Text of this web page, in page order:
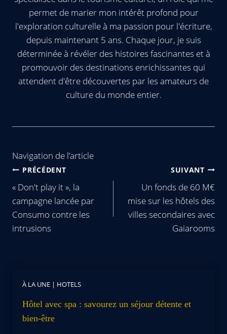
permet de marier mon intérêt profond pour
l'exploration culturelle à ma passion pour l'écriture,
depuis maintenant 5 ans. Chaque jour, je suis
déterminée à révéler des histoires fascinantes et à
promouvoir des destinations enrichissantes qui
attendent d'être découvertes par les amateurs de
culture du monde entier.
Navigation de l’article
PRÉCÉDENT
« Don't play it », la
campagne lancée par
Consumo contre les
intrusions
SUIVANT
Un fonds de 60 M€
mise sur les hôtels des
villes secondaires avec
Gaiarooms
À LA UNE | HOTELS
Hôtel avec spa : savourez un séjour détente et
bien-être